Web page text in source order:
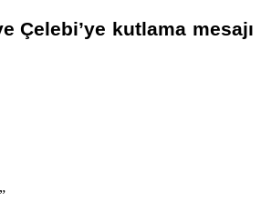
Çelebi’ye kutlama mesajı